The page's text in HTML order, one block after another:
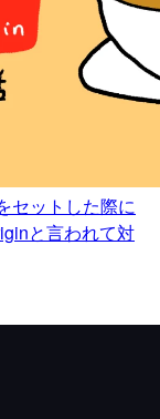
セットした際に
と言われて対